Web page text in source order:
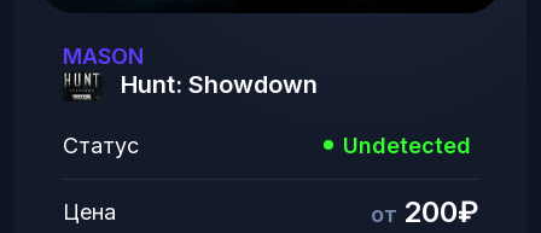
MASON
Hunt: Showdown
Статус Undetected
Цена от 200₽